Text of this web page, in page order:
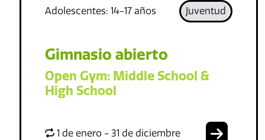
Adolescentes: 14-17 años Juventud
Gimnasio abierto
Open Gym: Middle School &
High School
1 de enero - 31 de diciembre